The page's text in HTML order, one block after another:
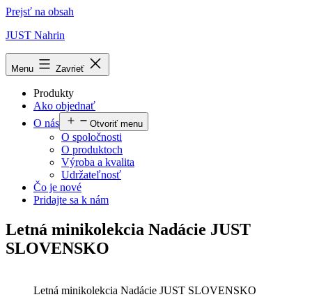
Prejsť na obsah
JUST Nahrin
Menu Zavrieť
Produkty
Ako objednať
O nás
Otvoriť menu
O spoločnosti
O produktoch
Výroba a kvalita
Udržateľnosť
Čo je nové
Pridajte sa k nám
Letná minikolekcia Nadácie JUST
SLOVENSKO
Letná minikolekcia Nadácie JUST SLOVENSKO